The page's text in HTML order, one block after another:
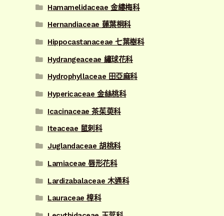
Hamamelidaceae 金縷梅科
Hernandiaceae 蓮葉桐科
Hippocastanaceae 七葉樹科
Hydrangeaceae 繡球花科
Hydrophyllaceae 田亞麻科
Hypericaceae 金絲桃科
Icacinaceae 茶茱萸科
Iteaceae 鼠刺科
Juglandaceae 胡桃科
Lamiaceae 唇形花科
Lardizabalaceae 木通科
Lauraceae 樟科